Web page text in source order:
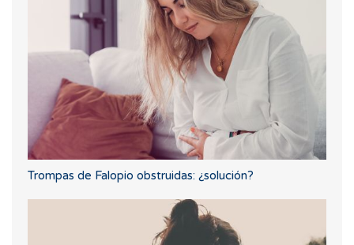
Trompas de Falopio obstruidas: ¿solución?